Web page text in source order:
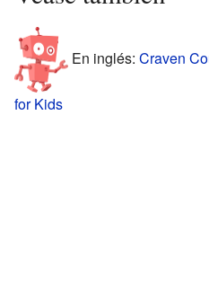
En inglés: Craven
for Kids